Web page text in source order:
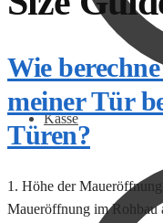
Kasse
Wie
meiner Tür
Türen?
1. Höhe der
Maueröffnung im Rohbau